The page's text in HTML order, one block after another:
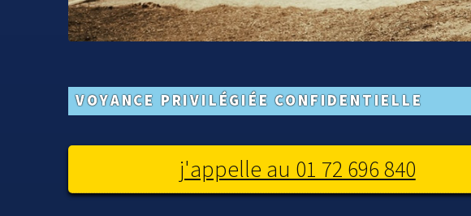
VOYANCE PRIVILÉGIÉE CONFIDENTIELLE
j'appelle au 01 72 696 840